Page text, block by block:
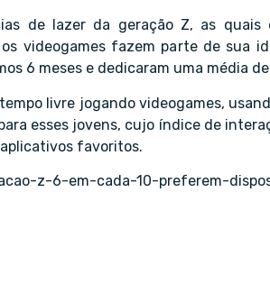
de lazer da geração Z, as
videogames fazem parte de sua
6 meses e dedicaram uma média
livre jogando videogames,
esses jovens, cujo índice de
favoritos.
z-6-em-cada-10-preferem-